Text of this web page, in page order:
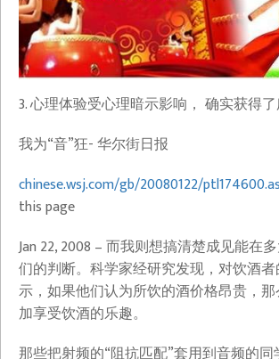
3. 心理体验受心理暗示影响， 确实获得了
我为“音”狂- 华尔街日报
chinese.wsj.com/gb/20080122/
this page
Jan 22, 2008 – 而我则想搞清楚成见能在
们的判断。科学家经研究发现，对饮酒
示，如果他们认为所饮的酒价格昂贵，
加享受饮酒的乐趣。
那些把射频的“阻抗匹配”套用到音频的